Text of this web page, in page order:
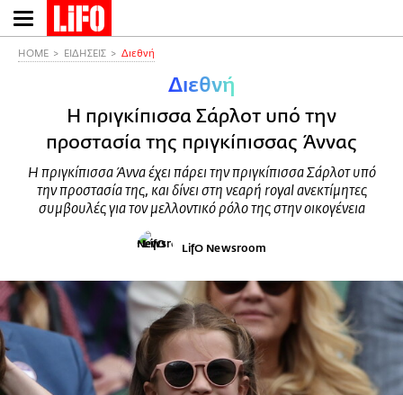
Παράκαμψη
προς
HOME ΕΙΔΗΣΕΙΣ Διεθνή
Διεθνή
Η πριγκίπισσα Σάρλοτ υπό την
προστασία της πριγκίπισσας Άννας
Η πριγκίπισσα Άννα έχει πάρει την πριγκίπισσα Σάρλοτ υπό
την προστασία της, και δίνει στη νεαρή royal ανεκτίμητες
συμβουλές για τον μελλοντικό ρόλο της στην οικογένεια
LifO Newsroom